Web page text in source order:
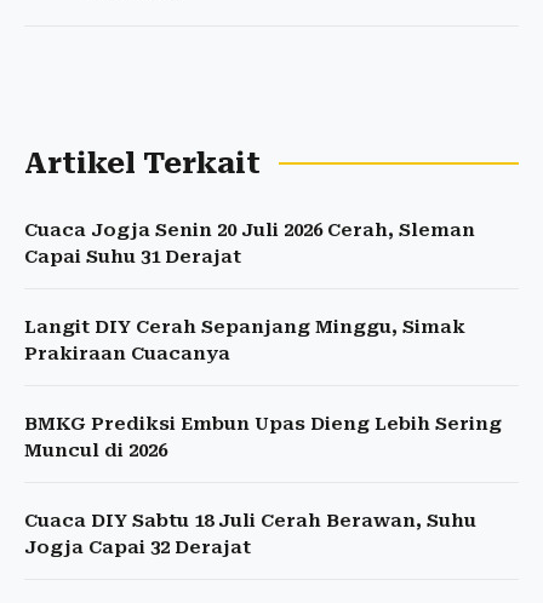
Artikel Terkait
Cuaca Jogja Senin 20 Juli 2026 Cerah, Sleman
Capai Suhu 31 Derajat
Langit DIY Cerah Sepanjang Minggu, Simak
Prakiraan Cuacanya
BMKG Prediksi Embun Upas Dieng Lebih Sering
Muncul di 2026
Cuaca DIY Sabtu 18 Juli Cerah Berawan, Suhu
Jogja Capai 32 Derajat